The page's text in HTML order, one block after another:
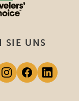
SIE UNS